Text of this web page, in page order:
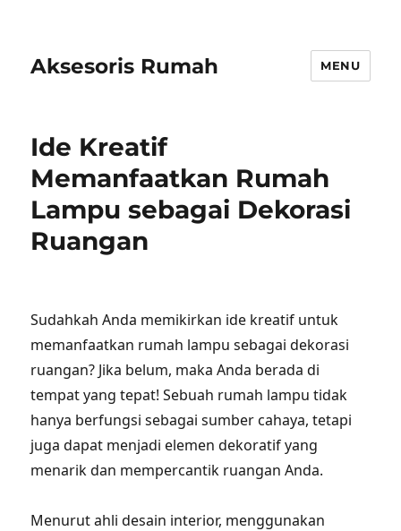
Aksesoris Rumah MENU
Ide Kreatif
Memanfaatkan Rumah
Lampu sebagai Dekorasi
Ruangan
Sudahkah Anda memikirkan ide kreatif untuk
memanfaatkan rumah lampu sebagai dekorasi
ruangan? Jika belum, maka Anda berada di
tempat yang tepat! Sebuah rumah lampu tidak
hanya berfungsi sebagai sumber cahaya, tetapi
juga dapat menjadi elemen dekoratif yang
menarik dan mempercantik ruangan Anda.
Menurut ahli desain interior, menggunakan